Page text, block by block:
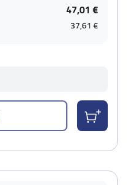
47,01 €
37,61 €